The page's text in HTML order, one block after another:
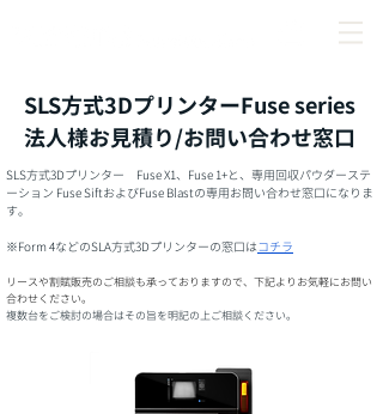
SLS方式3Dプリンター​Fuse series
法人様お見積り/お問い合わせ窓口
SLS方式3Dプリンター Fuse X1、 Fuse 1+と、専用回収パウダーステ
ーション Fuse SiftおよびFuse Blastの専用お問い合わせ窓口になりま
す。
※Form 4などのSLA方式3Dプリンターの窓口はコチラ
リースや割賦販売のご相談も承っておりますので、下記よりお気軽にお問い
合わせください。
複数台をご検討の場合はその旨を明記の上ご相談ください。